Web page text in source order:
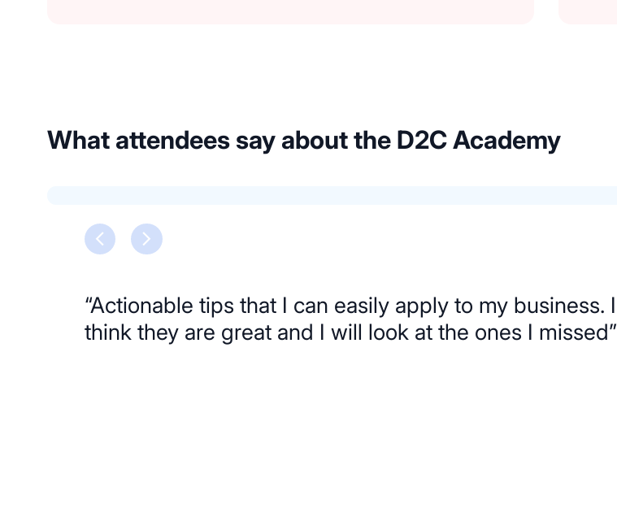
What attendees say about the D2C Academy
“Actionable tips that I can easily apply to my business. I
think they are great and I will look at the ones I missed”